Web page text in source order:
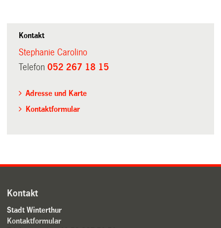
Kontakt
Stephanie Carolino
Telefon052 267 18 15
Adresse und Karte
Kontaktformular
Kontakt
Stadt Winterthur
Kontaktformular